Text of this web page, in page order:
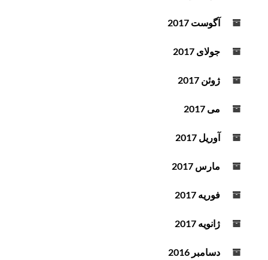
آگوست 2017
جولای 2017
ژوئن 2017
می 2017
آوریل 2017
مارس 2017
فوریه 2017
ژانویه 2017
دسامبر 2016